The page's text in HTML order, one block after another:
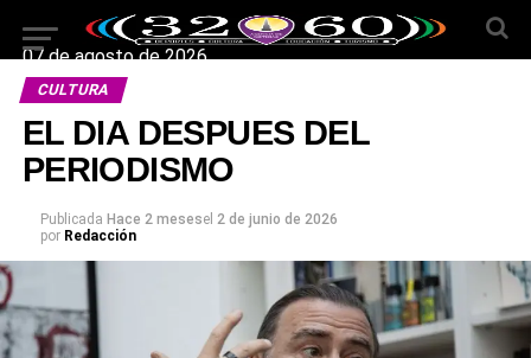
07 de agosto de 2026
CULTURA
EL DIA DESPUES DEL
PERIODISMO
Publicada Hace 2 mesesel 2 de junio de 2026
por Redacción